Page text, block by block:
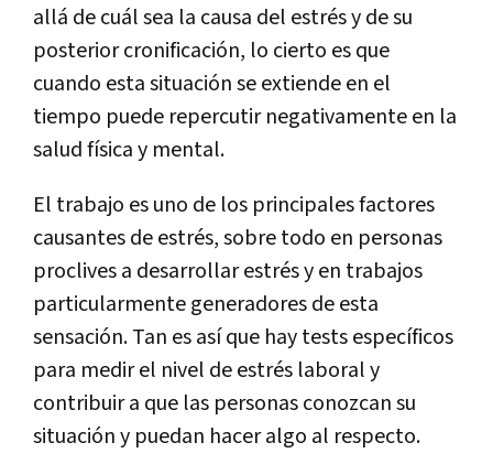
allá de cuál sea la causa del estrés y de su
posterior cronificación, lo cierto es que
cuando esta situación se extiende en el
tiempo puede repercutir negativamente en la
salud física y mental.
El trabajo es uno de los principales factores
causantes de estrés, sobre todo en personas
proclives a desarrollar estrés y en trabajos
particularmente generadores de esta
sensación. Tan es así que hay tests específicos
para medir el nivel de estrés laboral y
contribuir a que las personas conozcan su
situación y puedan hacer algo al respecto.